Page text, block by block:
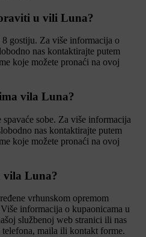
u vili Luna?
gostiju. Za više informacija o
nas kontaktirajte putem
koje možete pronaći na ovoj
vila Luna?
sobe. Za više informacija
nas kontaktirajte putem
koje možete pronaći na ovoj
vila Luna?
vrhunskom opremom
informacija o kupaonicama u
službenoj web stranici ili nas
maila ili kontakt forme.